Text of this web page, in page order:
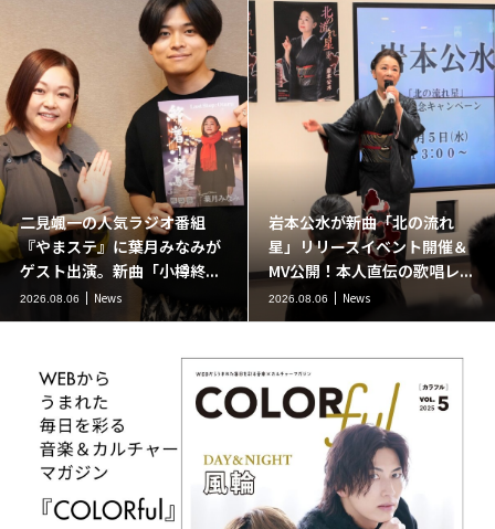
二見颯一の人気ラジオ番組
『やまステ』に葉月みなみが
ゲスト出演。新曲「小樽終...
2026.08.06 News
岩本公水が新曲「北の流れ
星」リリースイベント開催＆
MV公開！本人直伝の歌唱レ...
2026.08.06 News